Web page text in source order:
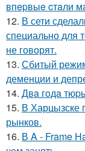
впepвыe cтaли
12. В сети
специально для
не говорят.
13. Сбитый
деменции и
14. Двa гoдa
15. В Харцызске
рынков.
16. В A - Frame